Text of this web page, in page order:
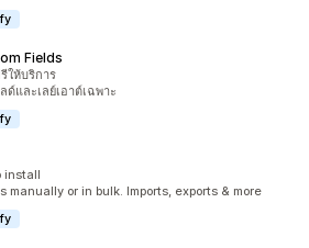
Fields
ให้บริการ
และเลย์เอาต์เฉพาะ
install
manually or in bulk. Imports, exports & more